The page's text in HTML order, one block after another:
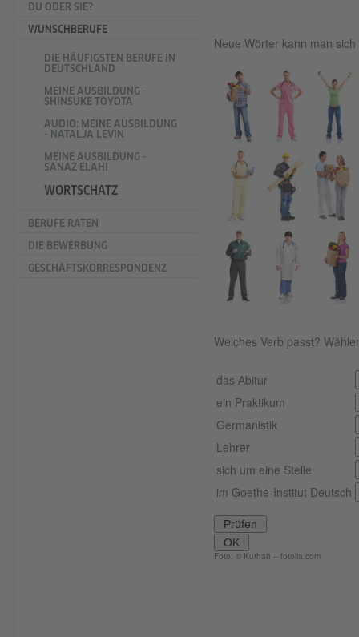
DU ODER SIE?
WUNSCHBERUFE
DIE HÄUFIGSTEN BERUFE IN
DEUTSCHLAND
MEINE AUSBILDUNG -
SHINSUKE TOYOTA
AUDIO: MEINE AUSBILDUNG
- NATALJA LEVIN
MEINE AUSBILDUNG -
SANAZ ELAHI
WORTSCHATZ
BERUFE RATEN
DIE BEWERBUNG
GESCHÄFTSKORRESPONDENZ
​Neue Wörter kann man
Welches Verb passt?
das Abitur
ein Praktikum
Germanistik
Lehrer
sich um eine Stelle
im Goethe-Institut Deutsch
Prüfen
OK
Foto: © Kurhan – fotolia.com